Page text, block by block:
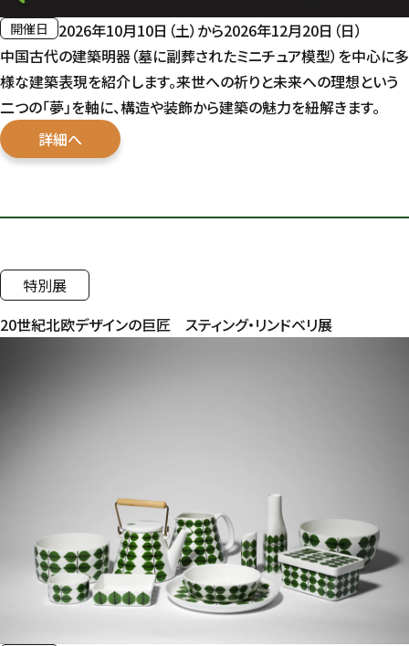
開催日
2026年10月10日（土）から2026年12月20日（日）
中国古代の建築明器（墓に副葬されたミニチュア模型）を中心に多
様な建築表現を紹介します。来世への祈りと未来への理想という
二つの「夢」を軸に、構造や装飾から建築の魅力を紐解きます。
詳細へ
特別展
20世紀北欧デザインの巨匠 スティング・リンドベリ展